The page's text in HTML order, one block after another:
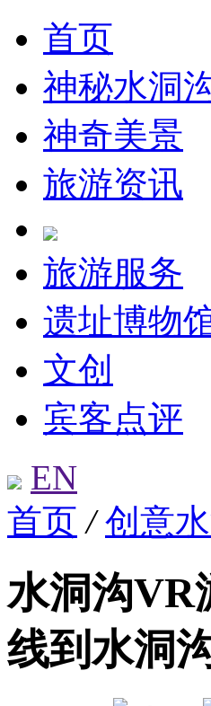
首页
神秘水洞
神奇美景
旅游资讯
旅游服务
遗址博物
文创
宾客点评
EN
首页 / 创意
水洞沟VR
线到水洞